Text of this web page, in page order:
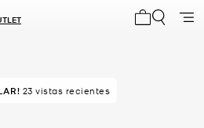
el 87% le da 5 estrellas
23 vistas recientes